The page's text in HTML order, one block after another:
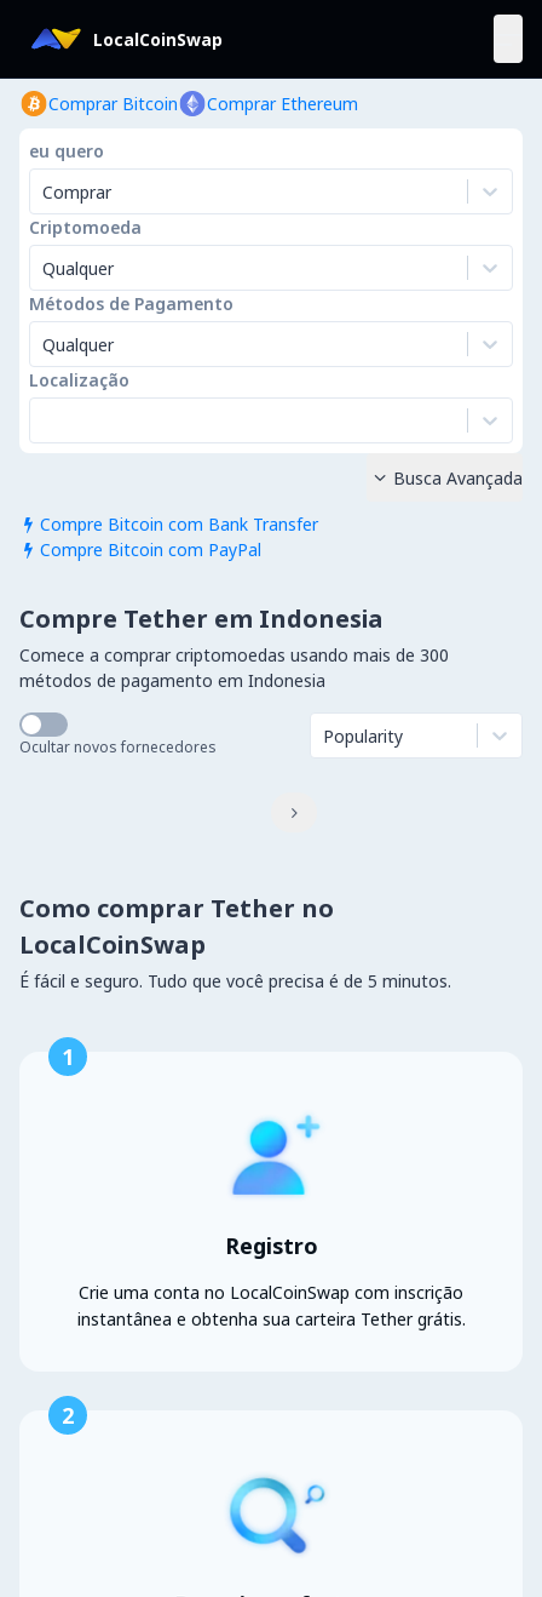
LocalCoinSwap
Comprar Bitcoin Comprar Ethereum
eu quero
Comprar
Criptomoeda
Qualquer
Métodos de Pagamento
Qualquer
Localização
 Compre Bitcoin com Bank Transfer
 Compre Bitcoin com PayPal
 Busca Avançada
Compre Tether em Indonesia
Comece a comprar criptomoedas usando mais de 300
métodos de pagamento em Indonesia
Ocultar novos fornecedores Popularity

Como comprar Tether no
LocalCoinSwap
É fácil e seguro. Tudo que você precisa é de 5 minutos.
1
Registro
Crie uma conta no LocalCoinSwap com inscrição
instantânea e obtenha sua carteira Tether grátis.
2